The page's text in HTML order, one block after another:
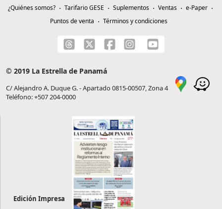
¿Quiénes somos? Tarifario GESE Suplementos Ventas
e-Paper
Puntos de venta
Términos y condiciones
© 2019 La Estrella de Panamá
C/ Alejandro A. Duque G. - Apartado 0815-00507, Zona 4
Teléfono: +507 204-0000
Edición Impresa